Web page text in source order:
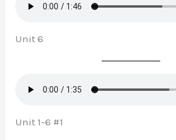
Unit 6
Unit 1-6 #1